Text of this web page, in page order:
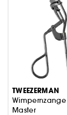
TWEEZERMAN
Wimpernzange
Master